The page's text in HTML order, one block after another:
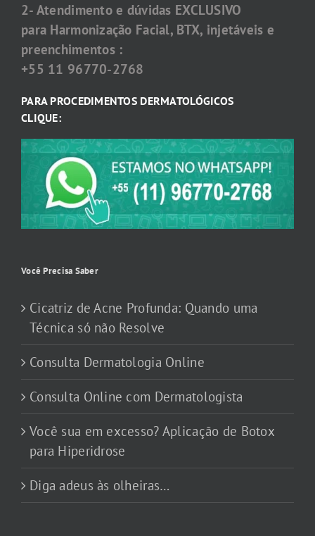
2- Atendimento e dúvidas EXCLUSIVO
para Harmonização Facial, BTX, injetáveis e
preenchimentos :
+55 11 96770-2768
PARA PROCEDIMENTOS DERMATOLÓGICOS
CLIQUE:
Você Precisa Saber
Cicatriz de Acne Profunda: Quando uma
Técnica só não Resolve
Consulta Dermatologia Online
Consulta Online com Dermatologista
Você sua em excesso? Aplicação de Botox
para Hiperidrose
Diga adeus às olheiras…